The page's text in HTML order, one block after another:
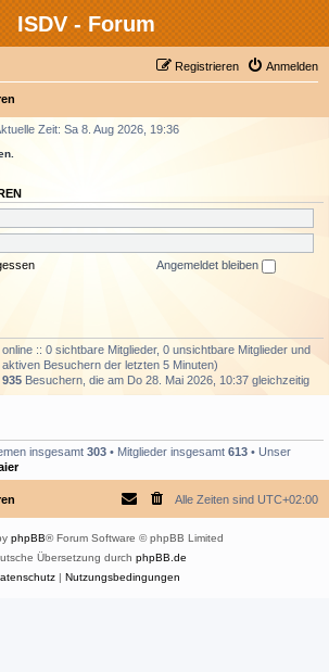
ISDV - Forum
Anmelden
Registrieren
Zeit: Sa 8. Aug 2026, 19:36
Angemeldet bleiben
:: 0 sichtbare Mitglieder, 0 unsichtbare Mitglieder und
Besuchern der letzten 5 Minuten)
935 Besuchern, die am Do 28. Mai 2026, 10:37 gleichzeitig
insgesamt 303 • Mitglieder insgesamt 613 • Unser
Alle Zeiten sind UTC+02:00
phpBB® Forum Software © phpBB Limited
Übersetzung durch phpBB.de
| Nutzungsbedingungen